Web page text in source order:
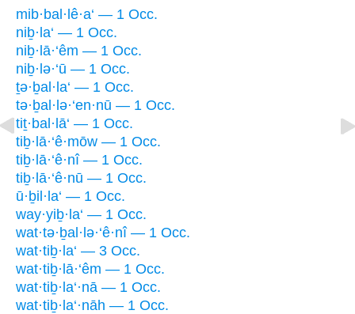
mib·bal·lê·a‘ — 1 Occ.
niḇ·la‘ — 1 Occ.
niḇ·lā·‘êm — 1 Occ.
niḇ·lə·‘ū — 1 Occ.
ṯə·ḇal·la‘ — 1 Occ.
tə·ḇal·lə·‘en·nū — 1 Occ.
tiṯ·bal·lā‘ — 1 Occ.
tiḇ·lā·‘ê·mōw — 1 Occ.
tiḇ·lā·‘ê·nî — 1 Occ.
tiḇ·lā·‘ê·nū — 1 Occ.
ū·ḇil·la‘ — 1 Occ.
way·yiḇ·la‘ — 1 Occ.
wat·tə·ḇal·lə·‘ê·nî — 1 Occ.
wat·tiḇ·la‘ — 3 Occ.
wat·tiḇ·lā·‘êm — 1 Occ.
wat·tiḇ·la‘·nā — 1 Occ.
wat·tiḇ·la‘·nāh — 1 Occ.